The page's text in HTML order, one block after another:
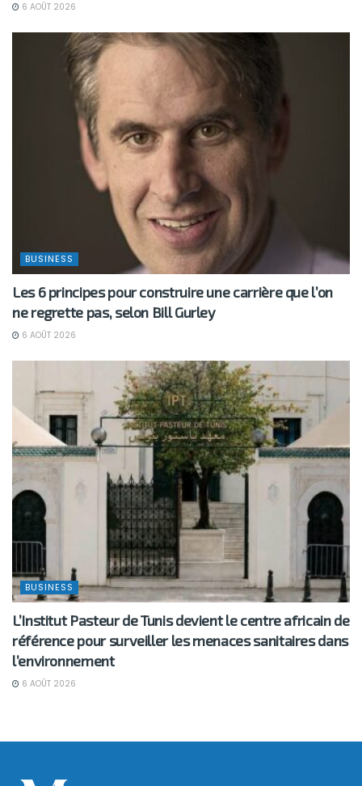
6 AOÛT 2026
BUSINESS
Les 6 principes pour construire une carrière que l’on
ne regrette pas, selon Bill Gurley
6 AOÛT 2026
BUSINESS
L’Institut Pasteur de Tunis devient le centre africain de
référence pour surveiller les menaces sanitaires dans
l’environnement
6 AOÛT 2026